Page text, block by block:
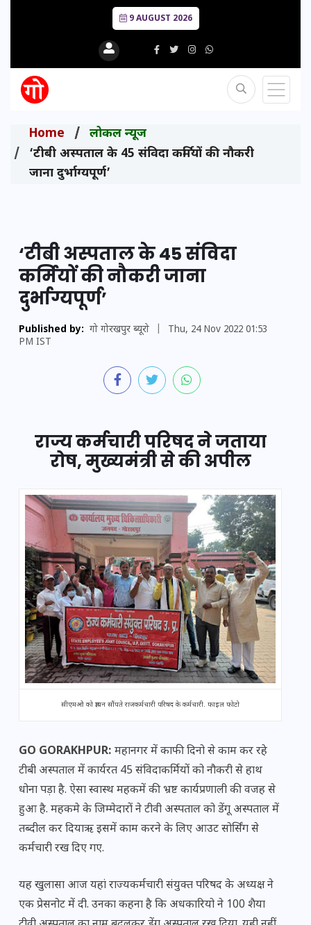
9 AUGUST 2026
Home
लोकल न्यूज
‘टीबी अस्पताल के 45 संविदा कर्मियों की नौकरी
जाना दुर्भाग्यपूर्ण’
‘टीबी अस्पताल के 45 संविदा
कर्मियों की नौकरी जाना
दुर्भाग्यपूर्ण’
Published by: गो गोरखपुर ब्यूरो
Thu, 24 Nov 2022 01:53
PM IST
राज्य कर्मचारी परिषद ने जताया
रोष, मुख्यमंत्री से की अपील
सीएमओ को ज्ञापन सौंपते राजकर्मचारी परिषद के कर्मचारी. फाइल फोटो
GO GORAKHPUR: महानगर में काफी दिनो से काम कर रहे
टीबी अस्पताल में कार्यरत 45 संविदाकर्मियों को नौकरी से हाथ
धोना पड़ा है. ऐसा स्वास्थ महकमें की भ्रष्ट कार्यप्रणाली की वजह से
हुआ है. महकमे के जिम्मेदारों ने टीवी अस्पताल को डेंगू अस्पताल में
तब्दील कर दियाऋ इसमें काम करने के लिए आउट सोर्सिंग से
कर्मचारी रख दिए गए.
यह खुलासा आज यहां राज्यकर्मचारी संयुक्त परिषद के अध्यक्ष ने
एक प्रेसनोट में दी. उनका कहना है कि अधकारियो ने 100 शैया